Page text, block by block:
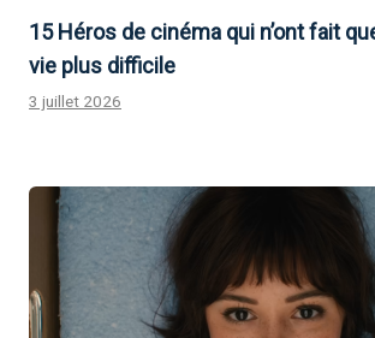
15 Héros de cinéma qui n’ont fait
vie plus difficile
3 juillet 2026